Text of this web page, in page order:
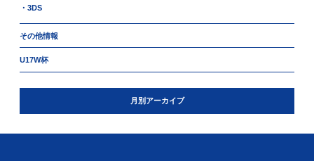
・3DS
その他情報
U17W杯
月別アーカイブ